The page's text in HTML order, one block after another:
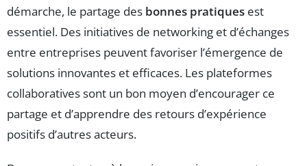
démarche, le partage des bonnes pratiques est
essentiel. Des initiatives de networking et d’échanges
entre entreprises peuvent favoriser l’émergence de
solutions innovantes et efficaces. Les plateformes
collaboratives sont un bon moyen d’encourager ce
partage et d’apprendre des retours d’expérience
positifs d’autres acteurs.